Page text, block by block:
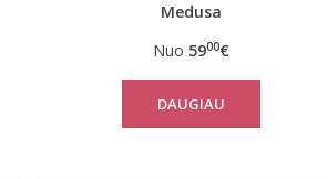
Medusa
Nuo 5900€
DAUGIAU